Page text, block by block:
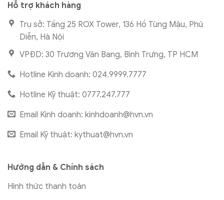
Hỗ trợ khách hàng
Trụ sở: Tầng 25 ROX Tower, 136 Hồ Tùng Mậu, Phú
Diễn, Hà Nội
VPĐD: 30 Trương Văn Bang, Bình Trưng, TP HCM
Hotline Kinh doanh: 024.9999.7777
Hotline Kỹ thuật: 0777.247.777
Email Kinh doanh: kinhdoanh@hvn.vn
Email Kỹ thuật: kythuat@hvn.vn
Hướng dẫn & Chính sách
Hình thức thanh toán